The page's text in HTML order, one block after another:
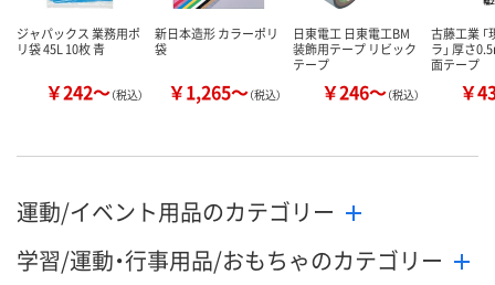
ジャパックス 業務用ポ
リ袋 45L 10枚 青
￥242～（税込）
新日本造形 カラーポリ
袋
￥1,265～（税込）
日東電工 日東電工BM
装飾用テープ リビック
テープ
￥246～（税込）
古藤工業
ラ」 厚さ
面テープ
￥
運動/イベント用品のカテゴリー
学習/運動・行事用品/おもちゃのカテゴリー